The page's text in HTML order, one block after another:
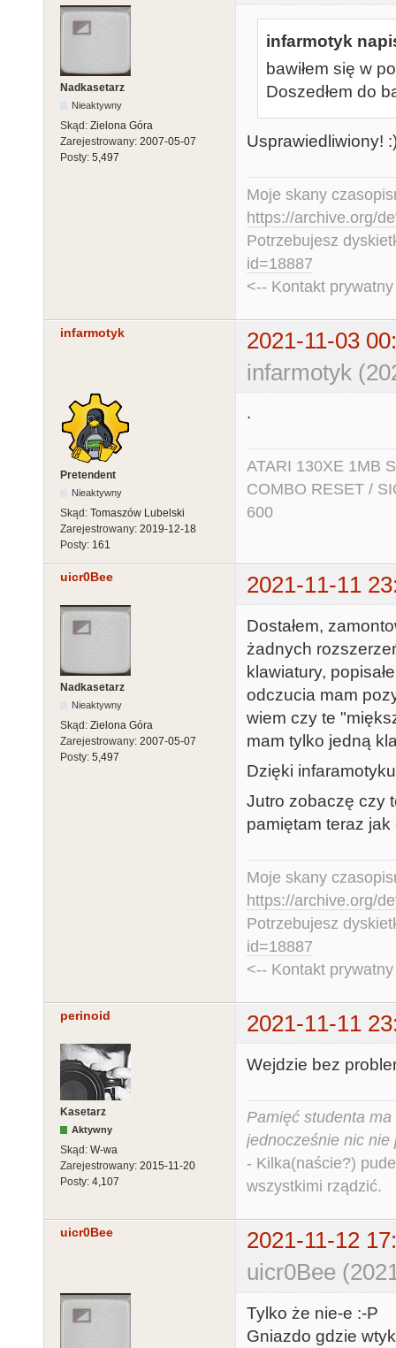
Nadkasetarz
Nieaktywny
Skąd: Zielona Góra
Zarejestrowany: 2007-05-07
Posty: 5,497
infarmotyk
bawiłem się w
Doszedłem do
Usprawiedliwiony!
Moje skany
https://archive.org/
Potrzebujesz
id=18887
<-- Kontakt
infarmotyk
2021-11-03
infarmotyk
Pretendent
Nieaktywny
Skąd: Tomaszów Lubelski
Zarejestrowany: 2019-12-18
Posty: 161
.
ATARI 130XE 1MB
COMBO RESET /
600
uicr0Bee 2021-11-11
Nadkasetarz
Nieaktywny
Skąd: Zielona Góra
Zarejestrowany: 2007-05-07
Posty: 5,497
Dostałem,
żadnych
klawiatury,
odczucia mam
wiem czy te
mam tylko jedną
Dzięki
Jutro zobaczę czy
pamiętam teraz
Moje skany
https://archive.org/
Potrzebujesz
id=18887
<-- Kontakt
perinoid 2021-11-11
Kasetarz
Aktywny
Skąd: W-wa
Zarejestrowany: 2015-11-20
Posty: 4,107
Wejdzie bez
Pamięć studenta
jednocześnie nic nie
- Kilka(naście?)
wszystkimi rządzić.
uicr0Bee
2021-11-12
uicr0Bee
Tylko że nie-e :-P
Gniazdo gdzie